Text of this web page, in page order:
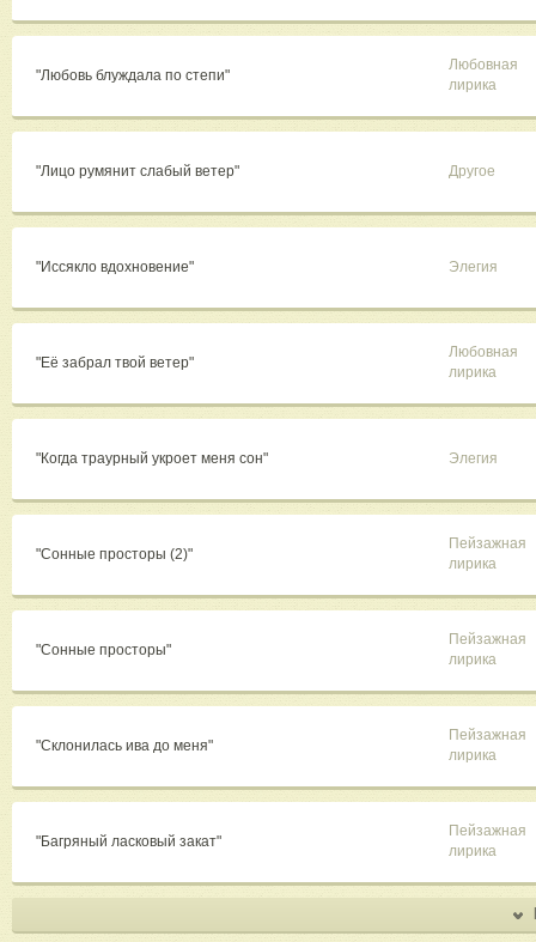
"Любовь блуждала по степи"
Любовная
лирика
"Лицо румянит слабый ветер" Другое
"Иссякло вдохновение" Элегия
"Её забрал твой ветер"
Любовная
лирика
"Когда траурный укроет меня сон" Элегия
"Сонные просторы (2)"
Пейзажная
лирика
"Сонные просторы"
Пейзажная
лирика
"Склонилась ива до меня"
Пейзажная
лирика
"Багряный ласковый закат"
Пейзажная
лирика